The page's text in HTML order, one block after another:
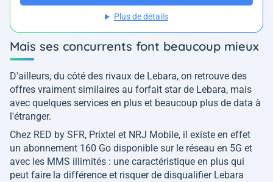
Plus de détails
Mais ses concurrents font beaucoup mieux
D'ailleurs, du côté des rivaux de Lebara, on retrouve des
offres vraiment similaires au forfait star de Lebara, mais
avec quelques services en plus et beaucoup plus de data à
l'étranger.
Chez RED by SFR, Prixtel et NRJ Mobile, il existe en effet
un abonnement 160 Go disponible sur le réseau en 5G et
avec les MMS illimités : une caractéristique en plus qui
peut faire la différence et risquer de disqualifier Lebara